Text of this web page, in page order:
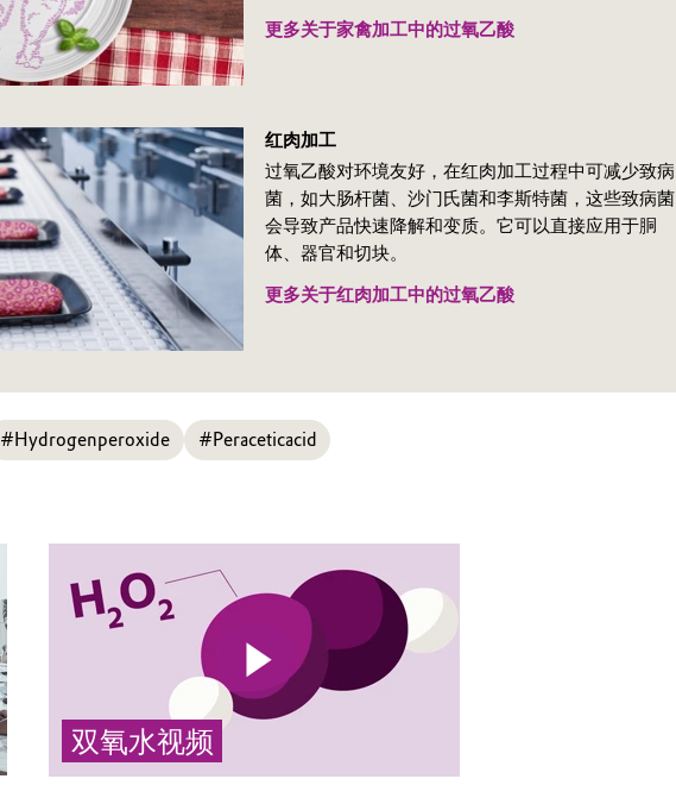
更多关于家禽加工中的过氧乙酸
红肉加工
过氧乙酸对环境友好，在红肉加工过程中可减少致病
菌，如大肠杆菌、沙门氏菌和李斯特菌，这些致病菌
会导致产品快速降解和变质。它可以直接应用于胴
体、器官和切块。
更多关于红肉加工中的过氧乙酸
#Hydrogenperoxide #Peraceticacid
Play
双氧水视频